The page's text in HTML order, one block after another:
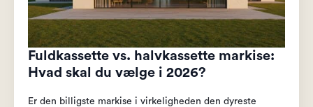
Fuldkassette vs. halvkassette markise:
Hvad skal du vælge i 2026?
Er den billigste markise i virkeligheden den dyreste